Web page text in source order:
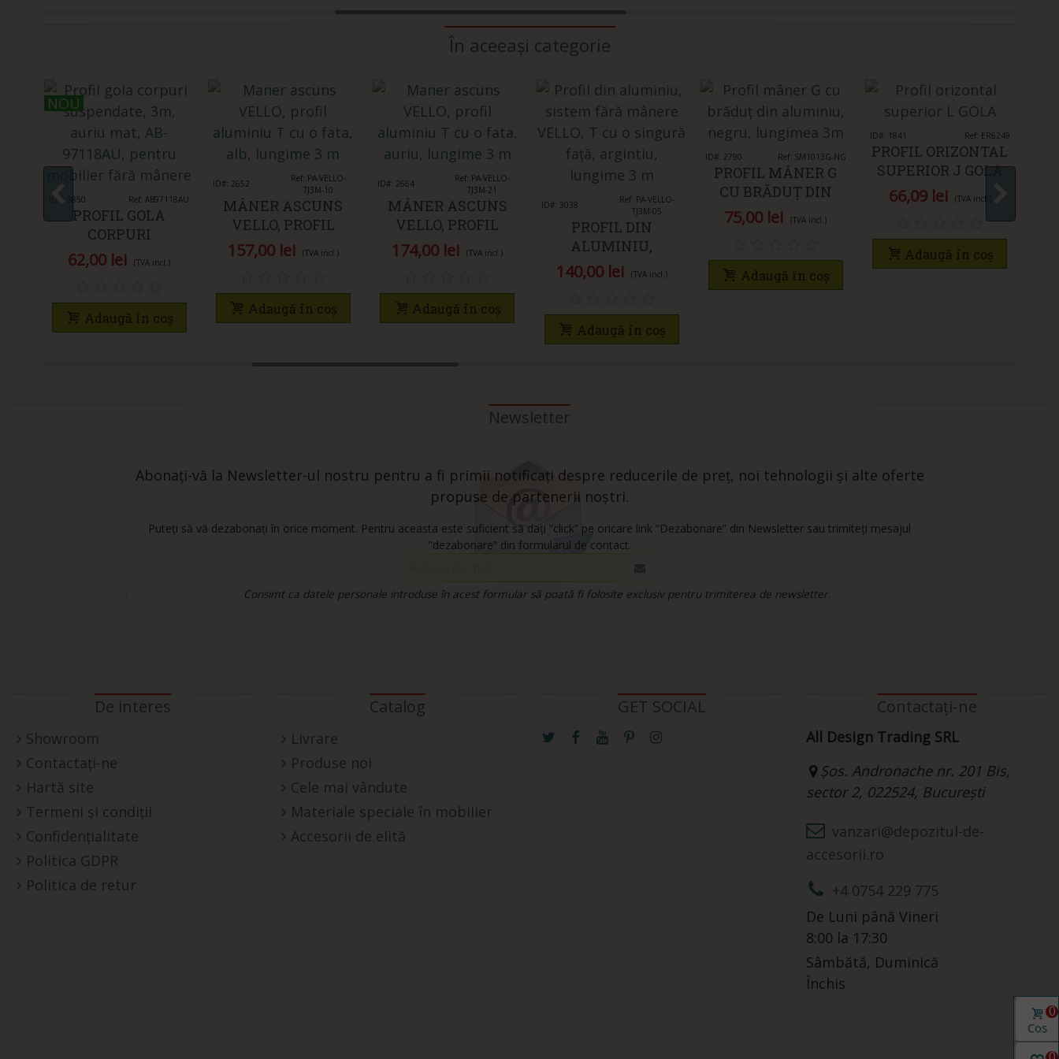
În aceeași categorie
NOU
NOU
Îmi place
ID#: 3850 Ref: AB97118AU
PROFIL GOLA
CORPURI
SUSPENDATE, 3M,
AURIU MAT, AB-
MOBILIER FĂRĂ
MÂNERE
62,00 lei (TVA incl.)
Adaugă în coș
Îmi place
ID#: 2652
Ref: PA-VELLO-
TJ3M-10
MÂNER ASCUNS
VELLO, PROFIL
ALUMINIU T CU O
FAȚĂ, ALB, 3M
157,00 lei (TVA incl.)
Adaugă în coș
Îmi place
ID#: 2664
Ref: PA-VELLO-
TJ3M-21
MÂNER ASCUNS
VELLO, PROFIL
ALUMINIU T CU O
FAȚĂ, AURIU, 3M
174,00 lei (TVA incl.)
Adaugă în coș
Îmi place
ID#: 3038
Ref: PA-VELLO-
TJ3M-05
PROFIL DIN
ALUMINIU,
SISTEM FĂRĂ
MÂNERE VELLO, T
FAȚĂ, ARGINTIU,
LUNGIME 3 M
140,00 lei (TVA incl.)
Adaugă în coș
Îmi place
ID#: 2790 Ref: SM1013G-NG
PROFIL MÂNER G
CU BRĂDUȚ DIN
ALUMINIU, NEGRU,
LUNGIMEA 3M
75,00 lei (TVA incl.)
Adaugă în coș
Îmi place
ID#: 1841 Ref: ER6249
PROFIL ORIZONTAL
SUPERIOR J GOLA
66,09 lei (TVA incl.)
Adaugă în coș
Newsletter
Abonați-vă la Newsletter-ul nostru pentru a fi primii notificați despre reducerile de preț, noi tehnologii și alte oferte
propuse de partenerii noștri.
Puteți să vă dezabonați în orice moment. Pentru aceasta este suficient să dați ”click” pe oricare link ”Dezabonare” din Newsletter sau trimiteți mesajul
”dezabonare” din formularul de contact.
Consimt ca datele personale introduse în acest formular să poată fi folosite exclusiv pentru trimiterea de newsletter.
De interes
Showroom
Contactați-ne
Hartă site
Termeni și condiții
Confidențialitate
Politica GDPR
Politica de retur
Catalog
Livrare
Produse noi
Cele mai vândute
Materiale speciale în mobilier
Accesorii de elită
GET SOCIAL Contactați-ne
All Design Trading SRL
Șos. Andronache nr. 201 Bis,
sector 2, 022524, București
vanzari@depozitul-de-
accesorii.ro
+4 0754 229 775
De Luni până Vineri
8:00 la 17:30
Sâmbătă, Duminică
Închis
Coș
0